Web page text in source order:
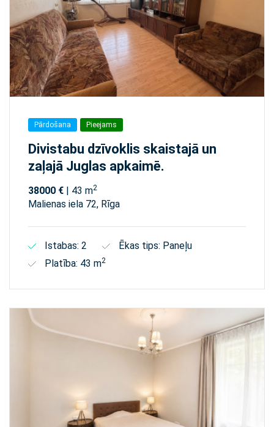
Pārdošana Pieejams
Divistabu dzīvoklis skaistajā un
zaļajā Juglas apkaimē.
38000 € | 43 m2
Malienas iela 72, Rīga
Istabas: 2
Ēkas tips: Paneļu
Platība: 43 m2